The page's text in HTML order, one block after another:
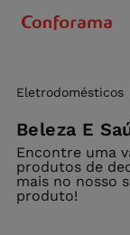
Eletrodomésticos
Beleza E
Encontre uma
produtos de
mais no nosso
produto!